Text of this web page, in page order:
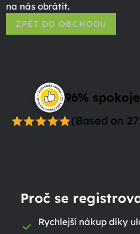
na nás obrátit.
ZPĚT DO OBCHODU
96%
(Based on
Proč se
Rychlejší nákup díky